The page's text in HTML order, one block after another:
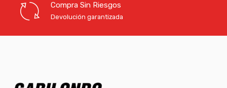
Compra Sin Riesgos
Devolución garantizada